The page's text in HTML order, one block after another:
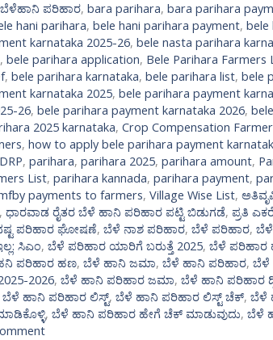
ಬೆಳೆಹಾನಿ ಪರಿಹಾರ,bara parihara,bara parihara
hani parihara, bele hani parihara payment, bele
karnataka 2025-26, bele nasta parihara
, bele parihara application, Bele Parihara Farmers
, bele parihara karnataka, bele parihara list, bele
karnataka 2025, bele parihara payment
26, bele parihara payment karnataka 2026,
2025 karnataka, Crop Compensation
, how to apply bele parihara payment
, parihara, parihara 2025, parihara amount,
List, parihara kannada, parihara payment,
payments to farmers, Village Wise List,
, ಧಾರವಾಡ ರೈತರ ಬೆಳೆ ಹಾನಿ ಪರಿಹಾರ ಪಟ್ಟಿ ಬಿಡುಗಡೆ, ಪ್ರತಿ
ಪರಿಹಾರ ಘೋಷಣೆ, ಬೆಳೆ ನಾಶ ಪರಿಹಾರ, ಬೆಳೆ ಪರಿಹಾರ,
ಸಿಎಂ, ಬೆಳೆ ಪರಿಹಾರ ಯಾರಿಗೆ ಬರುತ್ತೆ 2025, ಬೆಳೆ ಪರಿಹಾರ
ಪರಿಹಾರ ಹಣ, ಬೆಳೆ ಹಾನಿ ಜಮಾ, ಬೆಳೆ ಹಾನಿ ಪರಿಹಾರ, ಬೆಳೆ
2026, ಬೆಳೆ ಹಾನಿ ಪರಿಹಾರ ಜಮಾ, ಬೆಳೆ ಹಾನಿ ಪರಿಹಾರ
ಬೆಳೆ ಹಾನಿ ಪರಿಹಾರ ಲಿಸ್ಟ್, ಬೆಳೆ ಹಾನಿ ಪರಿಹಾರ ಲಿಸ್ಟ್ ಚೆಕ್, ಬೆಳೆ
, ಬೆಳೆ ಹಾನಿ ಪರಿಹಾರ ಹೇಗೆ ಚೆಕ್ ಮಾಡುವುದು, ಬೆಳೆ